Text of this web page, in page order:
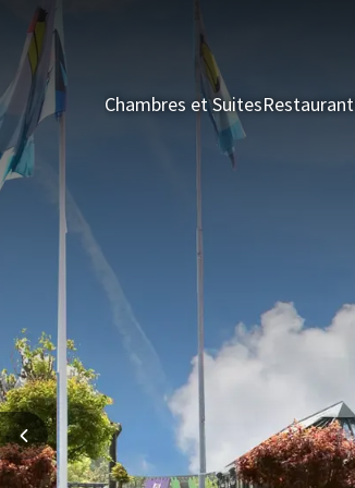
Chambres et SuitesRestaurant